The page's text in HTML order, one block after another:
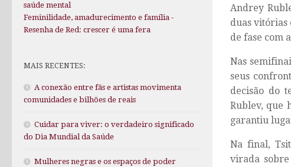
Andrey
duas vitórias
de fase com
Nas
seus
decisão do
Rublev, que
garantiu
Na final,
virada
saúde mental
Feminilidade, amadurecimento e família -
Resenha de Red: crescer é uma fera
MAIS RECENTES:
A conexão entre fãs e artistas movimenta
comunidades e bilhões de reais
Cuidar para viver: o verdadeiro significado
do Dia Mundial da Saúde
Mulheres negras e os espaços de poder